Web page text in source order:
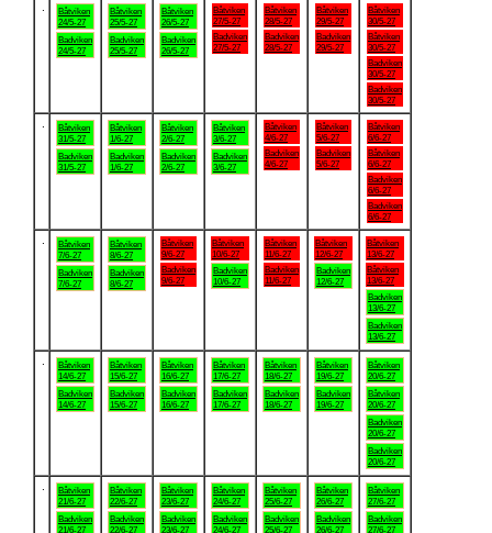
Båtviken
24/5-27
Badviken
24/5-27
Båtviken
25/5-27
Badviken
25/5-27
Båtviken
26/5-27
Badviken
26/5-27
Båtviken
27/5-27
Badviken
27/5-27
Båtviken
28/5-27
Badviken
28/5-27
Båtviken
29/5-27
Badviken
29/5-27
Båtviken
30/5-27
Båtviken
30/5-27
Badviken
30/5-27
Badviken
30/5-27
Båtviken
31/5-27
Badviken
31/5-27
Båtviken
1/6-27
Badviken
1/6-27
Båtviken
2/6-27
Badviken
2/6-27
Båtviken
3/6-27
Badviken
3/6-27
Båtviken
4/6-27
Badviken
4/6-27
Båtviken
5/6-27
Badviken
5/6-27
Båtviken
6/6-27
Båtviken
6/6-27
Badviken
6/6-27
Badviken
6/6-27
Båtviken
7/6-27
Badviken
7/6-27
Båtviken
8/6-27
Badviken
8/6-27
Båtviken
9/6-27
Badviken
9/6-27
Båtviken
10/6-27
Badviken
10/6-27
Båtviken
11/6-27
Badviken
11/6-27
Båtviken
12/6-27
Badviken
12/6-27
Båtviken
13/6-27
Båtviken
13/6-27
Badviken
13/6-27
Badviken
13/6-27
Båtviken
14/6-27
Badviken
14/6-27
Båtviken
15/6-27
Badviken
15/6-27
Båtviken
16/6-27
Badviken
16/6-27
Båtviken
17/6-27
Badviken
17/6-27
Båtviken
18/6-27
Badviken
18/6-27
Båtviken
19/6-27
Badviken
19/6-27
Båtviken
20/6-27
Båtviken
20/6-27
Badviken
20/6-27
Badviken
20/6-27
Båtviken
21/6-27
Badviken
21/6-27
Båtviken
22/6-27
Badviken
22/6-27
Båtviken
23/6-27
Badviken
23/6-27
Båtviken
24/6-27
Badviken
24/6-27
Båtviken
25/6-27
Badviken
25/6-27
Båtviken
26/6-27
Badviken
26/6-27
Båtviken
27/6-27
Badviken
27/6-27